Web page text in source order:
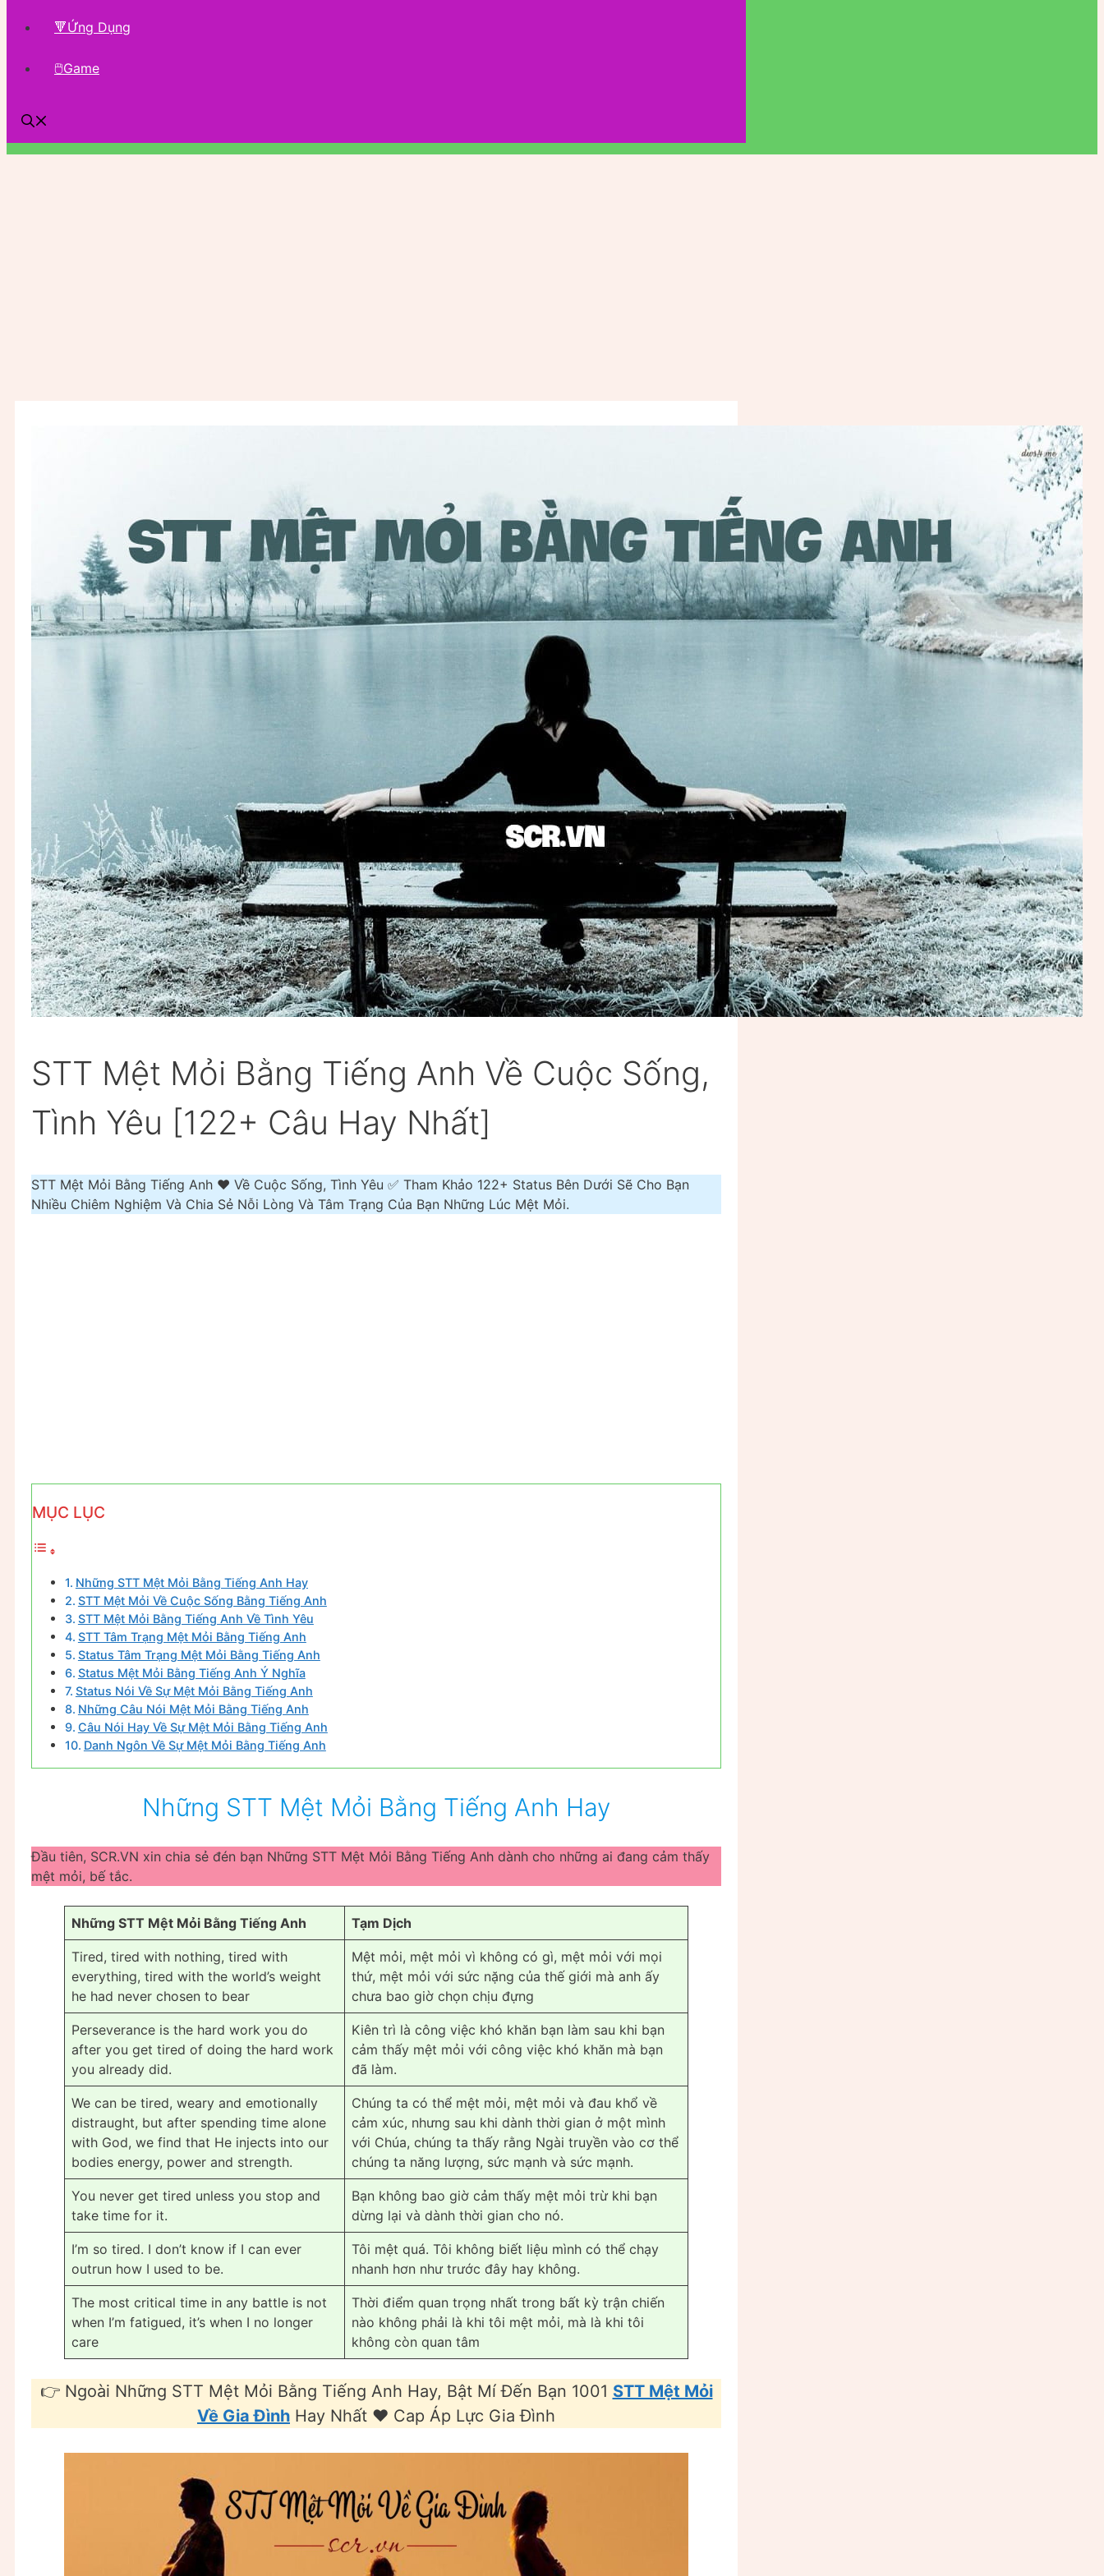
🔻Ứng Dụng
🖱Game
STT Mệt Mỏi Bằng Tiếng Anh Về Cuộc Sống,
Tình Yêu [122+ Câu Hay Nhất]
STT Mệt Mỏi Bằng Tiếng Anh ❤️️ Về Cuộc Sống, Tình Yêu ✅ Tham Khảo 122+ Status Bên Dưới Sẽ Cho Bạn
Nhiều Chiêm Nghiệm Và Chia Sẻ Nỗi Lòng Và Tâm Trạng Của Bạn Những Lúc Mệt Mỏi.
MỤC LỤC
Những STT Mệt Mỏi Bằng Tiếng Anh Hay
STT Mệt Mỏi Về Cuộc Sống Bằng Tiếng Anh
STT Mệt Mỏi Bằng Tiếng Anh Về Tình Yêu
STT Tâm Trạng Mệt Mỏi Bằng Tiếng Anh
Status Tâm Trạng Mệt Mỏi Bằng Tiếng Anh
Status Mệt Mỏi Bằng Tiếng Anh Ý Nghĩa
Status Nói Về Sự Mệt Mỏi Bằng Tiếng Anh
Những Câu Nói Mệt Mỏi Bằng Tiếng Anh
Câu Nói Hay Về Sự Mệt Mỏi Bằng Tiếng Anh
Danh Ngôn Về Sự Mệt Mỏi Bằng Tiếng Anh
Những STT Mệt Mỏi Bằng Tiếng Anh Hay
Đầu tiên, SCR.VN xin chia sẻ đén bạn Những STT Mệt Mỏi Bằng Tiếng Anh dành cho những ai đang cảm thấy
mệt mỏi, bế tắc.
Những STT Mệt Mỏi Bằng Tiếng Anh Tạm Dịch
Tired, tired with nothing, tired with
everything, tired with the world’s weight
he had never chosen to bear
Mệt mỏi, mệt mỏi vì không có gì, mệt mỏi với mọi
thứ, mệt mỏi với sức nặng của thế giới mà anh ấy
chưa bao giờ chọn chịu đựng
Perseverance is the hard work you do
after you get tired of doing the hard work
you already did.
Kiên trì là công việc khó khăn bạn làm sau khi bạn
cảm thấy mệt mỏi với công việc khó khăn mà bạn
đã làm.
We can be tired, weary and emotionally
distraught, but after spending time alone
with God, we find that He injects into our
bodies energy, power and strength.
Chúng ta có thể mệt mỏi, mệt mỏi và đau khổ về
cảm xúc, nhưng sau khi dành thời gian ở một mình
với Chúa, chúng ta thấy rằng Ngài truyền vào cơ thể
chúng ta năng lượng, sức mạnh và sức mạnh.
You never get tired unless you stop and
take time for it.
Bạn không bao giờ cảm thấy mệt mỏi trừ khi bạn
dừng lại và dành thời gian cho nó.
I’m so tired. I don’t know if I can ever
outrun how I used to be.
Tôi mệt quá. Tôi không biết liệu mình có thể chạy
nhanh hơn như trước đây hay không.
The most critical time in any battle is not
when I’m fatigued, it’s when I no longer
care
Thời điểm quan trọng nhất trong bất kỳ trận chiến
nào không phải là khi tôi mệt mỏi, mà là khi tôi
không còn quan tâm
👉 Ngoài Những STT Mệt Mỏi Bằng Tiếng Anh Hay, Bật Mí Đến Bạn 1001 STT Mệt Mỏi
Về Gia Đình Hay Nhất ❤️️ Cap Áp Lực Gia Đình